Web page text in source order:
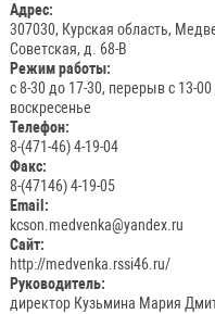
Адрес:
307030, Курская область,
Советская, д. 68-В
Режим работы:
с 8-30 до 17-30, перерыв с 13-
воскресенье
Телефон:
8-(471-46) 4-19-04
Факс:
8-(47146) 4-19-05
Email:
kcson.medvenka@yandex.ru
Сайт:
http://medvenka.rssi46.ru/
Руководитель:
директор Кузьмина Мария